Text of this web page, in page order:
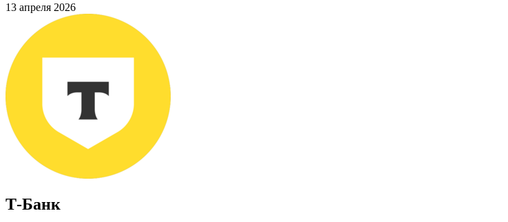
13 апреля 2026
Т-Банк